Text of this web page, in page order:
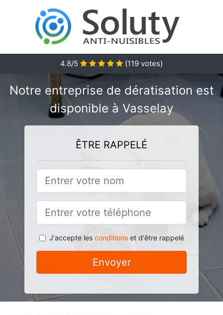
4.8/5 (119 votes)
Notre entreprise de dératisation est
disponible à Vasselay
ÊTRE RAPPELÉ
J'accepte les conditionset d'être rappelé
Envoyer